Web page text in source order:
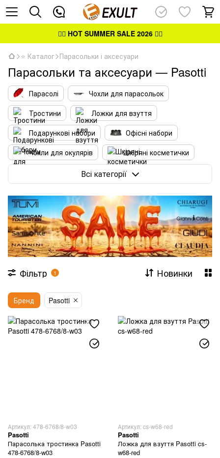
👉🏻 HOT SUMMER SALE 2026👈🏻
⭐ Каталог Парасольки і аксесуари
Парасольки та аксесуари — Pasotti
Парасолі
Чохли для парасольок
Тростини
Ложки для взуття
Подарункові набори
Офісні набори
Чохли для окулярів
Шкіряні косметички
Шкіряні брелоки
Манікюрні набори
Футляри для краваток
Чохли для ручок
Шкатулки
Головні убори
Щоденники та організатори
Меблі декоративні
Подарункові сертифікати
Фурнітура
Аксесуари та чохли для Apple
Всі категорії
Фільтр 1 Новинки
Бренд Pasotti
Артикул: 478-6768/8-w03
Pasotti
Парасолька тростинка Pasotti
478-6768/8-w03
Артикул: cs-w68-red
Pasotti
Ложка для взуття Pasotti cs-
w68-red